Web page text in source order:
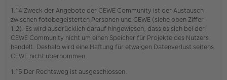
1.14 Zweck der Angebote der CEWE Community ist der Austausch
zwischen fotobegeisterten Personen und CEWE (siehe oben Ziffer
1.2). Es wird ausdrücklich darauf hingewiesen, dass es sich bei der
CEWE Community nicht um einen Speicher für Projekte des Nutzers
handelt. Deshalb wird eine Haftung für etwaigen Datenverlust seitens
CEWE nicht übernommen.
1.15 Der Rechtsweg ist ausgeschlossen.